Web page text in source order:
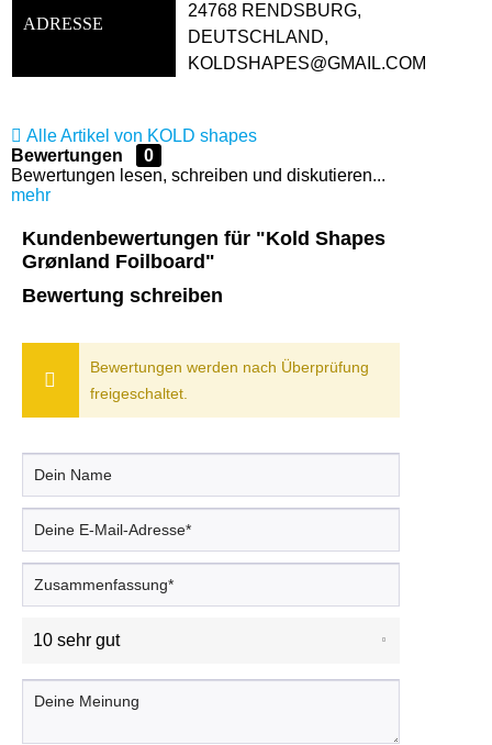
ADRESSE
24768 RENDSBURG,
DEUTSCHLAND,
KOLDSHAPES@GMAIL.COM
Alle Artikel von KOLD shapes
Bewertungen
0
Bewertungen lesen, schreiben und diskutieren...
mehr
Kundenbewertungen für "Kold Shapes
Grønland Foilboard"
Bewertung schreiben
Bewertungen werden nach Überprüfung
freigeschaltet.